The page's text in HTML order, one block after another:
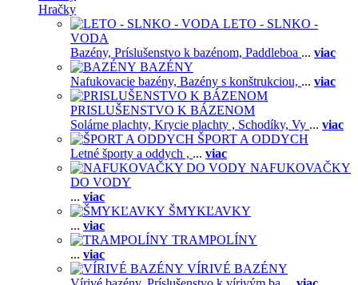
Hračky
LETO - SLNKO -
VODA
Bazény, Príslušenstvo k bazénom, Paddleboa ... viac
BAZÉNY
Nafukovacie bazény, Bazény s konštrukciou, ... viac
PRISLUŠENSTVO K BÁZENOM
Solárne plachty, Krycie plachty , Schodíky, Vy ... viac
ŠPORT A ODDYCH
Letné športy a oddych , ... viac
NAFUKOVAČKY
DO VODY
... viac
ŠMYKĽAVKY
... viac
TRAMPOLÍNY
... viac
VÍRIVÉ BAZÉNY